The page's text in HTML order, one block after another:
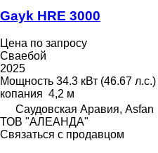
Gayk HRE 3000
Цена по запросу
Сваебой
2025
Мощность 34.3 кВт (46.67 л.с.)
копания 4,2 м
Саудовская Аравия, Asfan
ТОВ "АЛЕАНДА"
Связаться с продавцом